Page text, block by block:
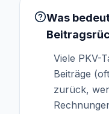
Was
Viele PKV-
Beiträge
zurück,